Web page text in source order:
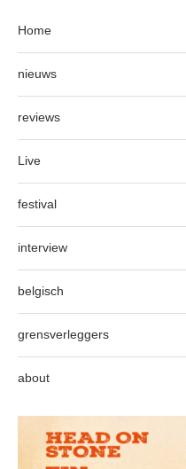
Home
nieuws
reviews
Live
festival
interview
belgisch
grensverleggers
about